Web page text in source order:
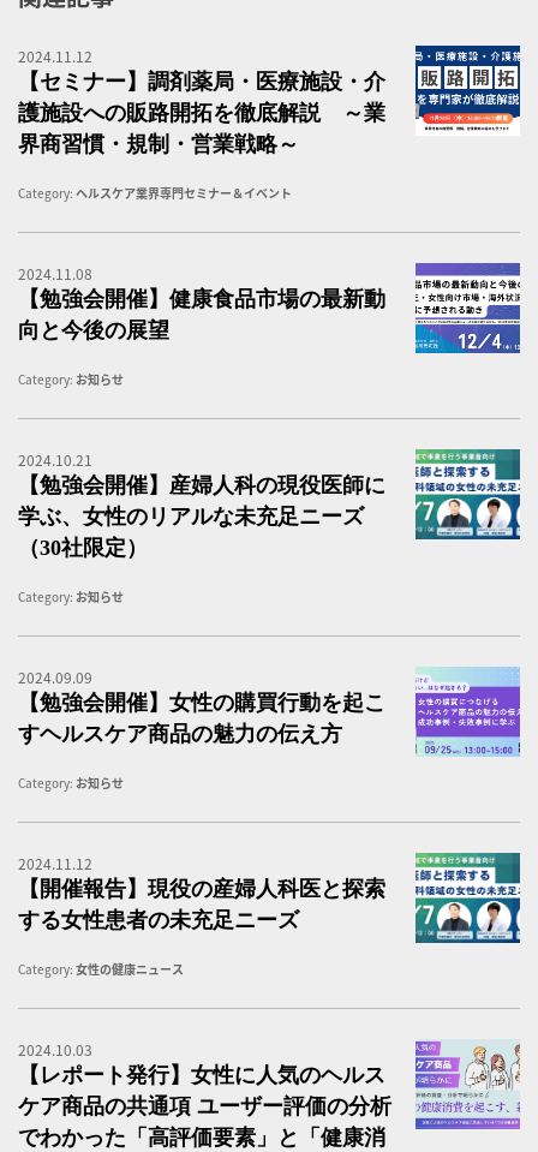
2024.11.12
【セミナー】調剤薬局・医療施設・介
護施設への販路開拓を徹底解説 ～業
界商習慣・規制・営業戦略～
Category: ヘルスケア業界専門セミナー＆イベント
2024.11.08
【勉強会開催】健康食品市場の最新動
向と今後の展望
Category: お知らせ
2024.10.21
【勉強会開催】産婦人科の現役医師に
学ぶ、女性のリアルな未充足ニーズ
（30社限定）
Category: お知らせ
2024.09.09
【勉強会開催】女性の購買行動を起こ
すヘルスケア商品の魅力の伝え方
Category: お知らせ
2024.11.12
【開催報告】現役の産婦人科医と探索
する女性患者の未充足ニーズ
Category: 女性の健康ニュース
2024.10.03
【レポート発行】女性に人気のヘルス
ケア商品の共通項 ユーザー評価の分析
でわかった「高評価要素」と「健康消